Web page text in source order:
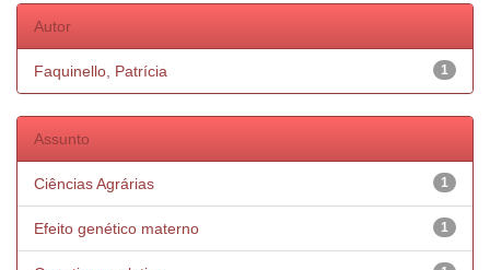
Autor
1
Faquinello, Patrícia
Assunto
1
Ciências Agrárias
1
Efeito genético materno